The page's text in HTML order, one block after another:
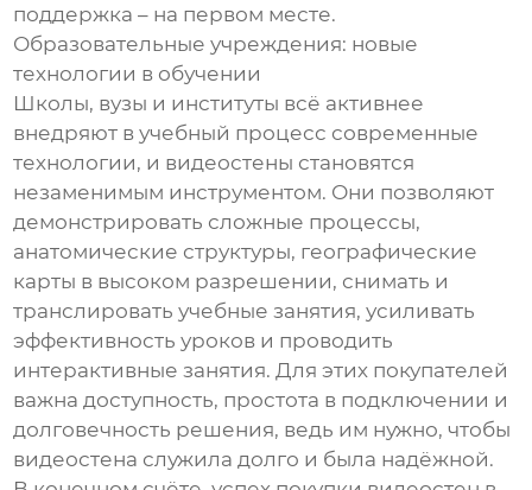
поддержка – на первом месте.
Образовательные учреждения: новые
технологии в обучении
Школы, вузы и институты всё активнее
внедряют в учебный процесс современные
технологии, и видеостены становятся
незаменимым инструментом. Они позволяют
демонстрировать сложные процессы,
анатомические структуры, географические
карты в высоком разрешении, снимать и
транслировать учебные занятия, усиливать
эффективность уроков и проводить
интерактивные занятия. Для этих покупателей
важна доступность, простота в подключении и
долговечность решения, ведь им нужно, чтобы
видеостена служила долго и была надёжной.